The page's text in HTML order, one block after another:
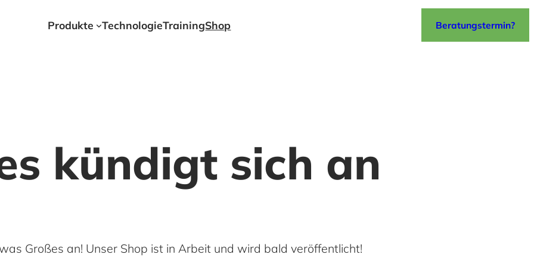
Produkte TechnologieTrainingShop Beratungstermin?
kündigt sich an
Großes an! Unser Shop ist in Arbeit und wird bald veröffentlicht!